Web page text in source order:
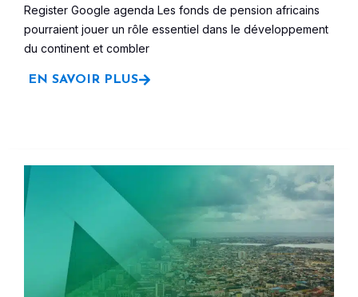
Register Google agenda Les fonds de pension africains
pourraient jouer un rôle essentiel dans le développement
du continent et combler
EN SAVOIR PLUS